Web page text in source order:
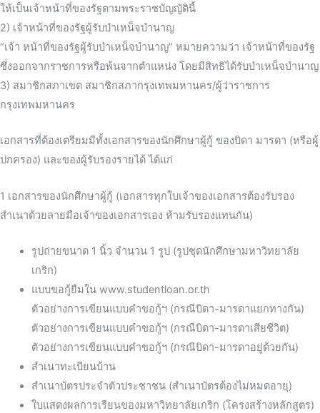
ให้เป็นเจ้าหน้าที่ของรัฐตามพระราชบัญญัตินี้
2) เจ้าหน้าที่ของรัฐผู้รับบำเหน็จบำนาญ
“เจ้า หน้าที่ของรัฐผู้รับบำเหน็จบำนาญ” หมายความว่า เจ้าหน้าที่ของรัฐ
ซึ่งออกจากราชการหรือพ้นจากตำแหน่ง โดยมีสิทธิได้รับบำเหน็จบำนาญ
3) สมาชิกสภาเขต สมาชิกสภากรุงเทพมหานคร/ผู้ว่าราชการ
กรุงเทพมหานคร
เอกสารที่ต้องเตรียมมีทั้งเอกสารของนักศึกษาผู้กู้ ของบิดา มารดา (หรือผู้
ปกครอง) และของผู้รับรองรายได้ ได้แก่
1 เอกสารของนักศึกษาผู้กู้ (เอกสารทุกใบเจ้าของเอกสารต้องรับรอง
สำเนาด้วยลายมือเจ้าของเอกสารเอง ห้ามรับรองแทนกัน)
รูปถ่ายขนาด 1 นิ้ว จำนวน 1 รูป (รูปชุดนักศึกษามหาวิทยาลัย
เกริก)
แบบขอกู้ยืมใน www.studentloan.or.th
ตัวอย่างการเขียนแบบคำขอกู้ฯ (กรณีบิดา-มารดาแยกทางกัน)
ตัวอย่างการเขียนแบบคำขอกู้ฯ (กรณีบิดา-มารดาเสียชีวิต)
ตัวอย่างการเขียนแบบคำขอกู้ฯ (กรณีบิดา-มารดาอยู่ด้วยกัน)
สำเนาทะเบียนบ้าน
สำเนาบัตรประจำตัวประชาชน (สำเนาบัตรต้องไม่หมดอายุ)
ใบแสดงผลการเรียนของมหาวิทยาลัยเกริก (โครงสร้างหลักสูตร)